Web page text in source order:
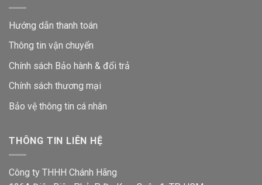
Hướng dẫn thanh toán
Thông tin vận chuyển
Chính sách Bảo hành & đổi trả
Chính sách thương mại
Bảo vệ thông tin cá nhân
THÔNG TIN LIÊN HỆ
Công ty THHH Chánh Hãng